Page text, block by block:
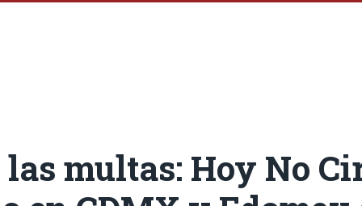
las multas: Hoy No